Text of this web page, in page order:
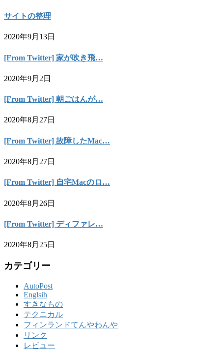
サイトの整理
2020年9月13日
[From Twitter] 家が吹き飛…
2020年9月2日
[From Twitter] 朝ごはんが…
2020年8月27日
[From Twitter] 故障したMac…
2020年8月27日
[From Twitter] 自宅Macのロ…
2020年8月26日
[From Twitter] ディファレ…
2020年8月25日
カテゴリー
AutoPost
Englsih
すきなもの
テクニカル
フィンランドてんやわんや
リンク
レビュー